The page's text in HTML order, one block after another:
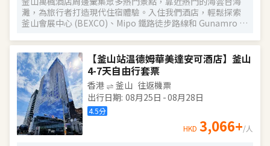
灘，為旅行者打造現代住宿體驗。入住我們酒店，輕鬆探索
釜山會展中心 (BEXCO)、Mipo 鐵路徒步路線和 Gunamro 等
購物和當地音樂場所。酒店現代會議空間配備先進的視聽技
術設備，是您舉辦各種商務活動的理想選擇。品嚐美食佳
餚，悅享舌尖美味；或到設施齊全的健身中心愜意揮汗，暢
享健康體驗。現代酒店客房配備旅行常用物品、豪華傢俱、
現代辦公桌、免費 Wi-Fi 和迷人的海洋或天際線景觀，供您愜
意放鬆身心。釜山萬楓酒店是位於活力海濱都市的一灣休閒
港灣，是您探索韓國風情的理想大本營。
【釜山站温德姆華美達安可酒店】釜山
4-7天自由行套票
香港 釜山 往返機票
出行日期: 08月25日 -08月28日
4.5分
HKD 3,066+/人